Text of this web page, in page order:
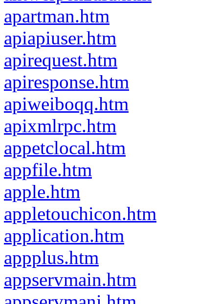
apartman.htm
apiapiuser.htm
apirequest.htm
apiresponse.htm
apiweiboqq.htm
apixmlrpc.htm
appetclocal.htm
appfile.htm
apple.htm
appletouchicon.htm
application.htm
appplus.htm
appservmain.htm